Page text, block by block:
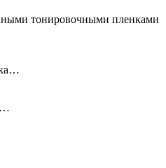
тонировочными пленками